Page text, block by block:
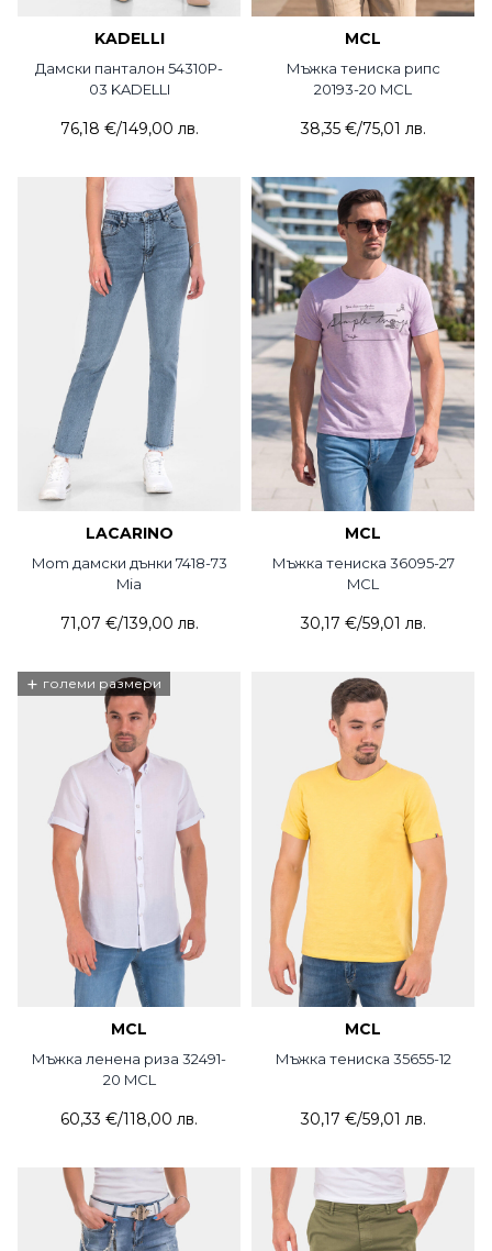
KADELLI
Дамски панталон 54310P-
03 KADELLI
76,18 €/149,00 лв.
MCL
Мъжка тениска рипс
20193-20 MCL
38,35 €/75,01 лв.
LACARINO
Mom дамски дънки 7418-73
Mia
71,07 €/139,00 лв.
MCL
Мъжка тениска 36095-27
MCL
30,17 €/59,01 лв.
+ големи размери
MCL
Мъжка ленена риза 32491-
20 MCL
60,33 €/118,00 лв.
MCL
Мъжка тениска 35655-12
30,17 €/59,01 лв.